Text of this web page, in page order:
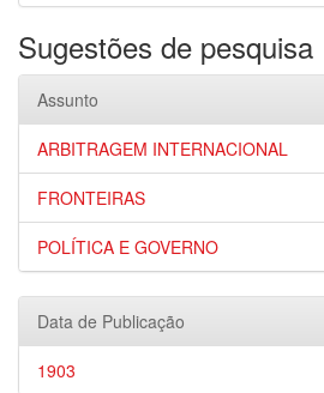
Sugestões de pesquisa
Assunto
ARBITRAGEM INTERNACIONAL
FRONTEIRAS
POLÍTICA E GOVERNO
Data de Publicação
1903